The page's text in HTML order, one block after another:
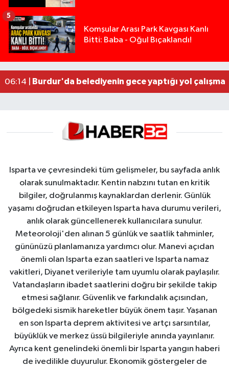
Komşular Arası Park Kavgası Kanlı
Bitti: Baba - Oğul Bıçaklandı!
5
13:48 |Tarsus'taki silahlı kavgada ölü sayısı 2'ye
09:47 |Tarsus'ta silahlı kavga: Kuzenlerden biri öldü,
09:44 |Yasal sınırın yaklaşık 10 katı alkollü çıkan
06:14 |
Burdur'da belediyenin gece yaptığı yol
Isparta ve çevresindeki tüm gelişmeler, bu sayfada anlık
olarak sunulmaktadır. Kentin nabzını tutan en kritik
bilgiler, doğrulanmış kaynaklardan derlenir. Günlük
yaşamı doğrudan etkileyen Isparta hava durumu verileri,
anlık olarak güncellenerek kullanıcılara sunulur.
Meteoroloji'den alınan 5 günlük ve saatlik tahminler,
gününüzü planlamanıza yardımcı olur. Manevi açıdan
önemli olan Isparta ezan saatleri ve Isparta namaz
vakitleri, Diyanet verileriyle tam uyumlu olarak paylaşılır.
Vatandaşların ibadet saatlerini doğru bir şekilde takip
etmesi sağlanır. Güvenlik ve farkındalık açısından,
bölgedeki sismik hareketler büyük önem taşır. Yaşanan
en son Isparta deprem aktivitesi ve artçı sarsıntılar,
büyüklük ve merkez üssü bilgileriyle anında yayınlanır.
Ayrıca kent genelindeki önemli bir Isparta yangın haberi
de ivedilikle duyurulur. Ekonomik göstergeler de